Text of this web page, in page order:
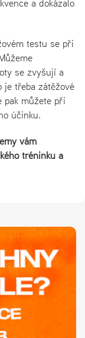
a dokázalo
testu se při
se zvyšují a
je třeba zátěžové
pak můžete při
účinku.
vám
tréninku a